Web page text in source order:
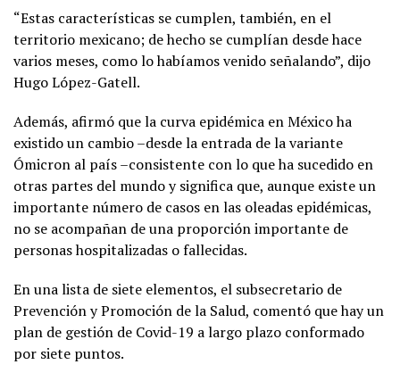
“Estas características se cumplen, también, en el
territorio mexicano; de hecho se cumplían desde hace
varios meses, como lo habíamos venido señalando”, dijo
Hugo López-Gatell.
Además, afirmó que la curva epidémica en México ha
existido un cambio –desde la entrada de la variante
Ómicron al país –consistente con lo que ha sucedido en
otras partes del mundo y significa que, aunque existe un
importante número de casos en las oleadas epidémicas,
no se acompañan de una proporción importante de
personas hospitalizadas o fallecidas.
En una lista de siete elementos, el subsecretario de
Prevención y Promoción de la Salud, comentó que hay un
plan de gestión de Covid-19 a largo plazo conformado
por siete puntos.